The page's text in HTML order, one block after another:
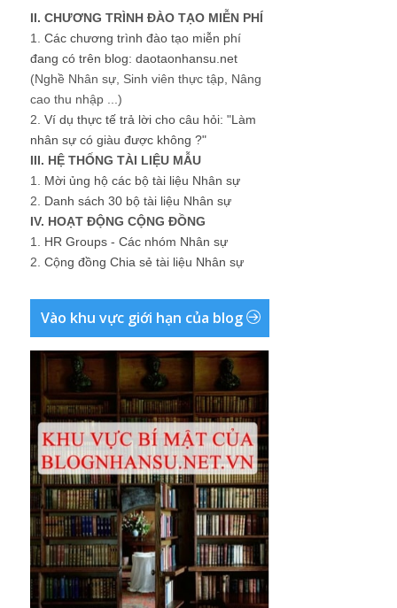
II. CHƯƠNG TRÌNH ĐÀO TẠO MIỄN PHÍ
1. Các chương trình đào tạo miễn phí
đang có trên blog: daotaonhansu.net
(Nghề Nhân sự, Sinh viên thực tập, Nâng
cao thu nhập ...)
2. Ví dụ thực tế trả lời cho câu hỏi: "Làm
nhân sự có giàu được không ?"
III. HỆ THỐNG TÀI LIỆU MẪU
1. Mời ủng hộ các bộ tài liệu Nhân sự
2. Danh sách 30 bộ tài liệu Nhân sự
IV. HOẠT ĐỘNG CỘNG ĐỒNG
1. HR Groups - Các nhóm Nhân sự
2. Cộng đồng Chia sẻ tài liệu Nhân sự
Vào khu vực giới hạn của blog